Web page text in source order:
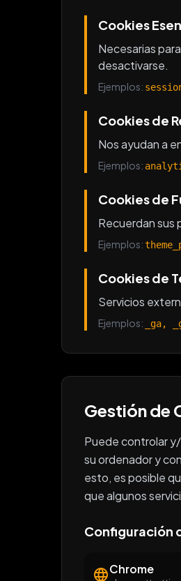
Cookies
Necesarias
desactivarse.
Ejemplos:
Cookies de
Nos ayudan a
Ejemplos:
Cookies de
Recuerdan sus
Ejemplos:
Cookies de
Servicios
Ejemplos: _ga,
Gestión de
Puede controlar
su ordenador y
esto, es posible
que algunos
Configuración
languageChrome